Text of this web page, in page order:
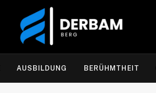
AUSBILDUNG BERÜHMTHEIT